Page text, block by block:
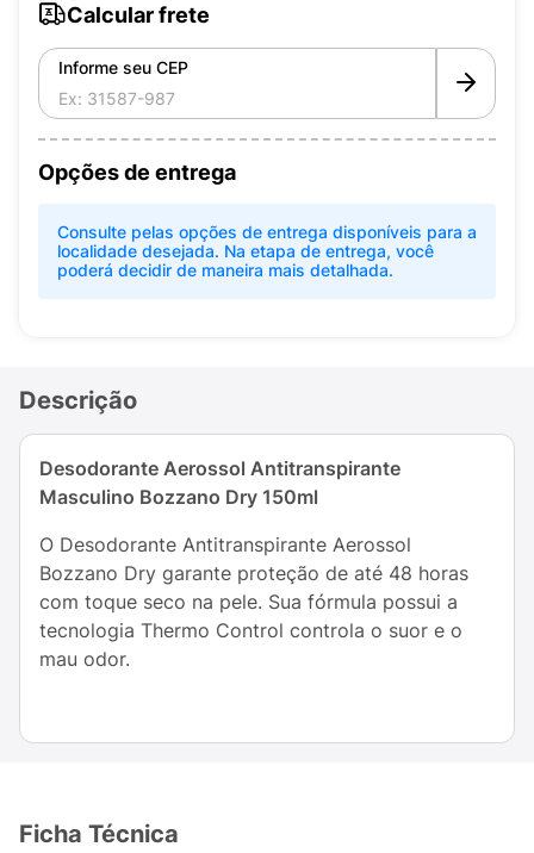
Calcular frete
Informe seu CEP
Opções de entrega
Consulte pelas opções de entrega disponíveis para a
localidade desejada. Na etapa de entrega, você
poderá decidir de maneira mais detalhada.
Descrição
Desodorante Aerossol Antitranspirante
Masculino Bozzano Dry 150ml
O Desodorante Antitranspirante Aerossol
Bozzano Dry garante proteção de até 48 horas
com toque seco na pele. Sua fórmula possui a
tecnologia Thermo Control controla o suor e o
mau odor.
Ficha Técnica